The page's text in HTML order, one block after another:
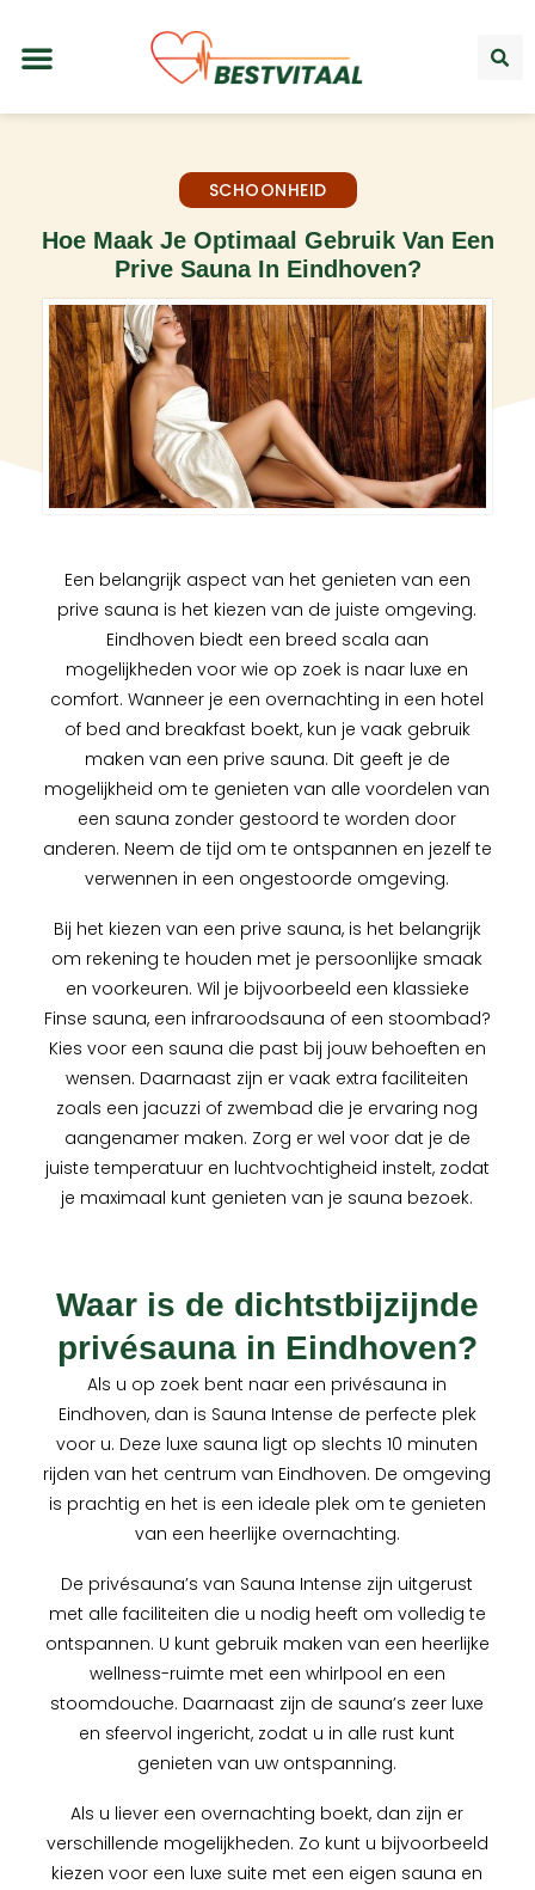
SCHOONHEID
Hoe Maak Je Optimaal Gebruik Van Een
Prive Sauna In Eindhoven?
Een belangrijk aspect van het genieten van een
prive sauna is het kiezen van de juiste omgeving.
Eindhoven biedt een breed scala aan
mogelijkheden voor wie op zoek is naar luxe en
comfort. Wanneer je een overnachting in een hotel
of bed and breakfast boekt, kun je vaak gebruik
maken van een prive sauna. Dit geeft je de
mogelijkheid om te genieten van alle voordelen van
een sauna zonder gestoord te worden door
anderen. Neem de tijd om te ontspannen en jezelf te
verwennen in een ongestoorde omgeving.
Bij het kiezen van een prive sauna, is het belangrijk
om rekening te houden met je persoonlijke smaak
en voorkeuren. Wil je bijvoorbeeld een klassieke
Finse sauna, een infraroodsauna of een stoombad?
Kies voor een sauna die past bij jouw behoeften en
wensen. Daarnaast zijn er vaak extra faciliteiten
zoals een jacuzzi of zwembad die je ervaring nog
aangenamer maken. Zorg er wel voor dat je de
juiste temperatuur en luchtvochtigheid instelt, zodat
je maximaal kunt genieten van je sauna bezoek.
Waar is de dichtstbijzijnde
privésauna in Eindhoven?
Als u op zoek bent naar een privésauna in
Eindhoven, dan is Sauna Intense de perfecte plek
voor u. Deze luxe sauna ligt op slechts 10 minuten
rijden van het centrum van Eindhoven. De omgeving
is prachtig en het is een ideale plek om te genieten
van een heerlijke overnachting.
De privésauna’s van Sauna Intense zijn uitgerust
met alle faciliteiten die u nodig heeft om volledig te
ontspannen. U kunt gebruik maken van een heerlijke
wellness-ruimte met een whirlpool en een
stoomdouche. Daarnaast zijn de sauna’s zeer luxe
en sfeervol ingericht, zodat u in alle rust kunt
genieten van uw ontspanning.
Als u liever een overnachting boekt, dan zijn er
verschillende mogelijkheden. Zo kunt u bijvoorbeeld
kiezen voor een luxe suite met een eigen sauna en